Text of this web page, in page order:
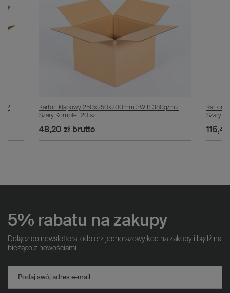
m2
Karton klapowy 250x250x200mm 3W B 380g/m2
Szary Komplet 20 szt.
48,20 złbrutto
Karton
Szary
5% rabatu na zakupy
Dołącz do newslettera, odbierz jednorazowy kod na zakupy i bądź na
bieżąco z nowościami
Podaj swój adres e-mail